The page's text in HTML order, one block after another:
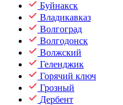
Буйнакск
Владикавказ
Волгоград
Волгодонск
Волжский
Геленджик
Горячий ключ
Грозный
Дербент